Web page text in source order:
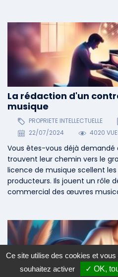
La rédaction d'un
musique
PROPRIETE INTELLECTUELLE
22/07/2024
4020
Vous êtes-vous déjà
trouvent leur chemin vers le
licence de musique scellent
producteurs. Ils jouent un rôle
commercial des œuvres
Ce site utilise des cookies et
souhaitez activer
✓ OK,